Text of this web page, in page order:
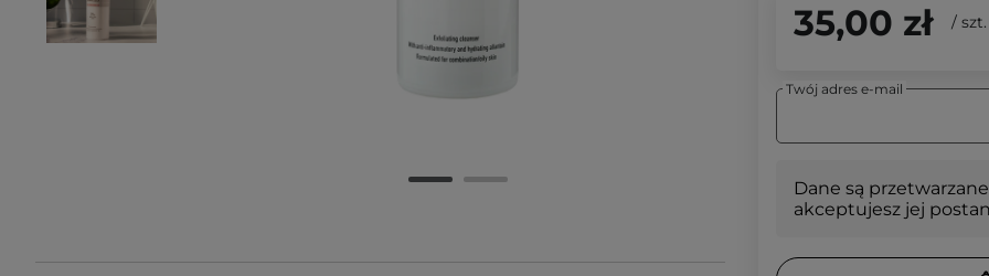
35,00 zł / szt.
Twój adres e-mail
Dane są
akceptujesz jej